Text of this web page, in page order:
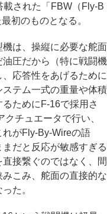
載された「FBW（Fly-B
初のものとなる。
は、操縦に必要な舵面
圧だから（特に戦闘機
応答性をあげるために
テム一式の重量や体積
ためにF-16で採用さ
チュエータで行い、
がFly-By-Wireの語
だと反応が敏感すぎる
接繋ぐのではなく、間
こみ、舵面の直接的な
た。